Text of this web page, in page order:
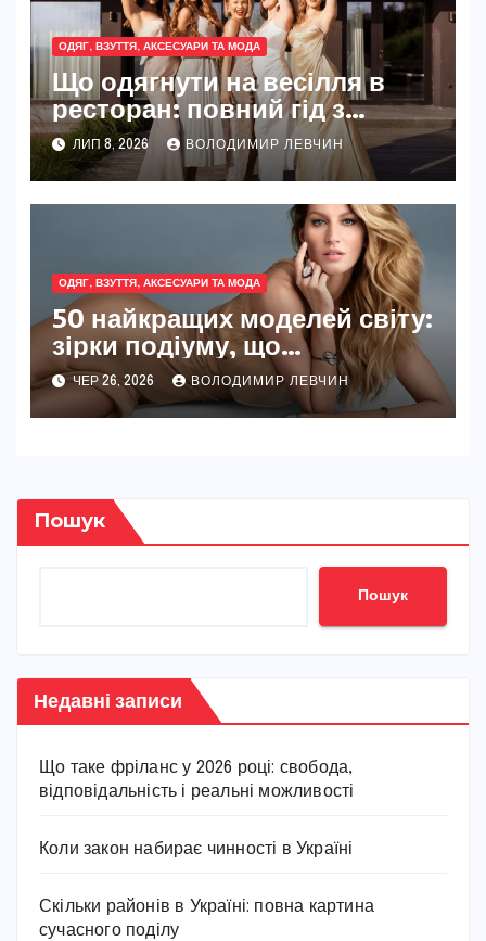
ОДЯГ, ВЗУТТЯ, АКСЕСУАРИ ТА МОДА
Що одягнути на весілля в
ресторан: повний гід з
урахуванням етикету,
трендів 2025–2026 та
практичних нюансів
ЛИП 8, 2026 ВОЛОДИМИР ЛЕВЧИН
ОДЯГ, ВЗУТТЯ, АКСЕСУАРИ ТА МОДА
50 найкращих моделей світу:
зірки подіуму, що
визначають моду 2026 року
ЧЕР 26, 2026 ВОЛОДИМИР ЛЕВЧИН
Пошук
Пошук
Недавні записи
Що таке фріланс у 2026 році: свобода,
відповідальність і реальні можливості
Коли закон набирає чинності в Україні
Скільки районів в Україні: повна картина
сучасного поділу